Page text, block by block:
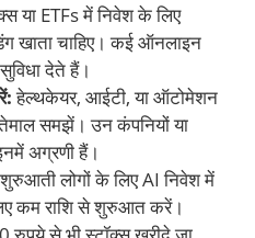
या ETFs में निवेश के लिए
खाता चाहिए। कई ऑनलाइन
देते हैं।
हेल्थकेयर, आईटी, या ऑटोमेशन
समझें। उन कंपनियों या
अग्रणी हैं।
शुरुआती लोगों के लिए AI निवेश में
कम राशि से शुरुआत करें।